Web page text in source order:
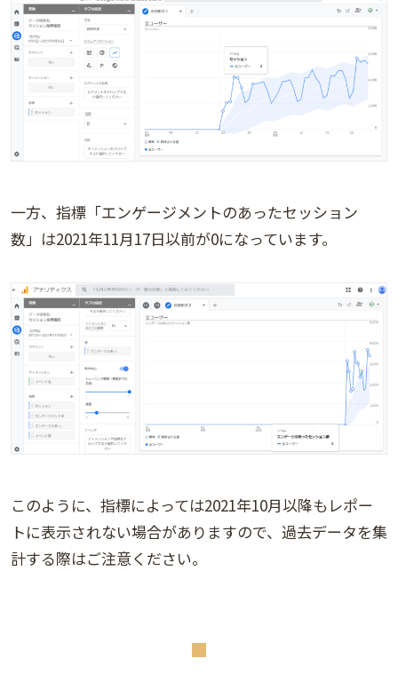
一方、指標「エンゲージメントのあったセッション
数」は2021年11月17日以前が0になっています。
このように、指標によっては2021年10月以降もレポー
トに表示されない場合がありますので、過去データを集
計する際はご注意ください。